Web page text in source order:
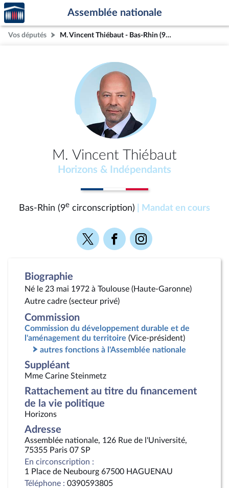
Aller au contenu
Aller en bas de la page
Accèder
à la
page
d'accueil
Assemblée nationale
Vos députés M. Vincent Thiébaut - Bas-Rhin (9e circonscription)
M. Vincent Thiébaut
Horizons & Indépendants
Bas-Rhin (9e circonscription) | Mandat en cours
Voir
la
Voir
la
Voir
la
Biographie
Né le 23 mai 1972 à Toulouse (Haute-Garonne)
Autre cadre (secteur privé)
Commission
Commission du développement durable et de
l'aménagement du territoire (Vice-président)
autres fonctions à l'Assemblée nationale
Suppléant
Mme Carine Steinmetz
Rattachement au titre du financement
de la vie politique
Horizons
Adresse
Assemblée nationale, 126 Rue de l'Université,
75355 Paris 07 SP
En circonscription :
1 Place de Neubourg 67500 HAGUENAU
Téléphone : 0390593805